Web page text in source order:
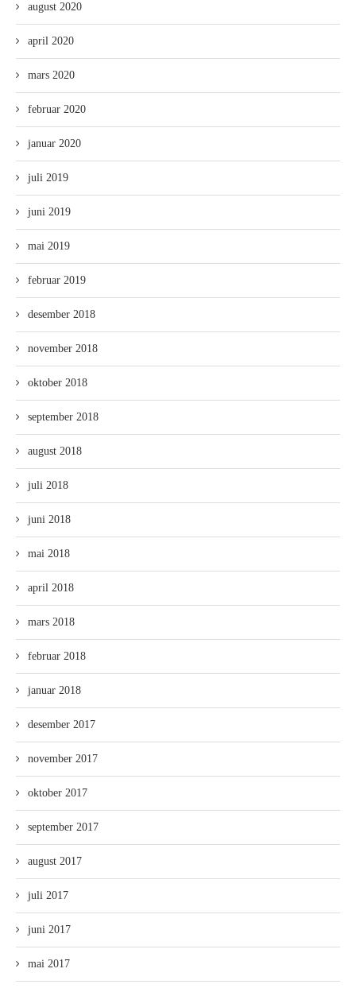
august 2020
april 2020
mars 2020
februar 2020
januar 2020
juli 2019
juni 2019
mai 2019
februar 2019
desember 2018
november 2018
oktober 2018
september 2018
august 2018
juli 2018
juni 2018
mai 2018
april 2018
mars 2018
februar 2018
januar 2018
desember 2017
november 2017
oktober 2017
september 2017
august 2017
juli 2017
juni 2017
mai 2017